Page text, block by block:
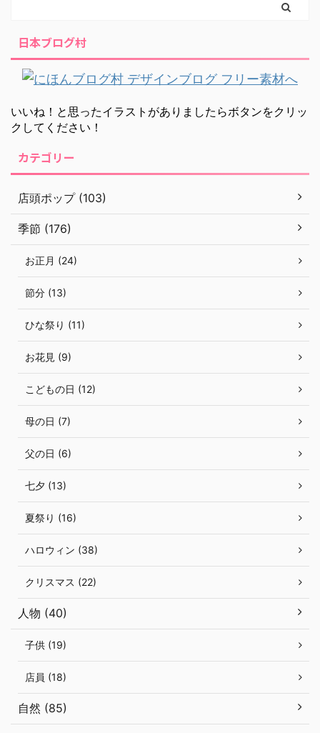
日本ブログ村
いいね！と思ったイラストがありましたらボタンをクリッ
クしてください！
カテゴリー
店頭ポップ (103)
季節 (176)
お正月 (24)
節分 (13)
ひな祭り (11)
お花見 (9)
こどもの日 (12)
母の日 (7)
父の日 (6)
七夕 (13)
夏祭り (16)
ハロウィン (38)
クリスマス (22)
人物 (40)
子供 (19)
店員 (18)
自然 (85)